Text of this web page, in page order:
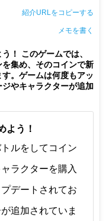
紹介URLをコピーする
メモを書く
！ このゲームでは、
集め、そのコインで新
。ゲームは何度もアッ
やキャラクターが追加
よう！
ルをしてコイン
ラクターを購入
デートされてお
追加されていま